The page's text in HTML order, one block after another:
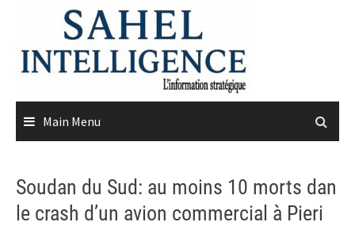
content
Main Menu
Soudan du Sud: au moins 10 morts dan
le crash d’un avion commercial à Pieri